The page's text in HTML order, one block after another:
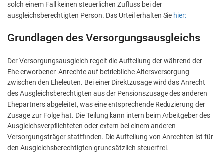
solch einem Fall keinen steuerlichen Zufluss bei der
ausgleichsberechtigten Person. Das Urteil erhalten Sie hier:
Grundlagen des Versorgungsausgleichs
Der Versorgungsausgleich regelt die Aufteilung der während der
Ehe erworbenen Anrechte auf betriebliche Altersversorgung
zwischen den Eheleuten. Bei einer Direktzusage wird das Anrecht
des Ausgleichsberechtigten aus der Pensionszusage des anderen
Ehepartners abgeleitet, was eine entsprechende Reduzierung der
Zusage zur Folge hat. Die Teilung kann intern beim Arbeitgeber des
Ausgleichsverpflichteten oder extern bei einem anderen
Versorgungsträger stattfinden. Die Aufteilung von Anrechten ist für
den Ausgleichsberechtigten grundsätzlich steuerfrei.